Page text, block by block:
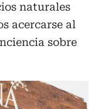
naturales
acercarse al
sobre